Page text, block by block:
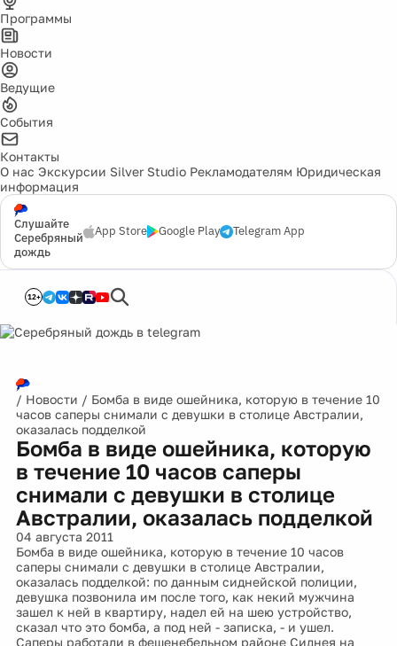
Программы
Новости
Ведущие
События
Контакты
О нас Экскурсии Silver Studio Рекламодателям Юридическая
информация
Слушайте
Серебряный
дождь
App Store Google Play Telegram App
12+
/ Новости / Бомба в виде ошейника, которую в течение 10
часов саперы снимали с девушки в столице Австралии,
оказалась подделкой
Бомба в виде ошейника, которую
в течение 10 часов саперы
снимали с девушки в столице
Австралии, оказалась подделкой
04 августа 2011
Бомба в виде ошейника, которую в течение 10 часов
саперы снимали с девушки в столице Австралии,
оказалась подделкой: по данным сиднейской полиции,
девушка позвонила им после того, как некий мужчина
зашел к ней в квартиру, надел ей на шею устройство,
сказал что это бомба, а под ней - записка, - и ушел.
Саперы работали в фешенебельном районе Сиднея на